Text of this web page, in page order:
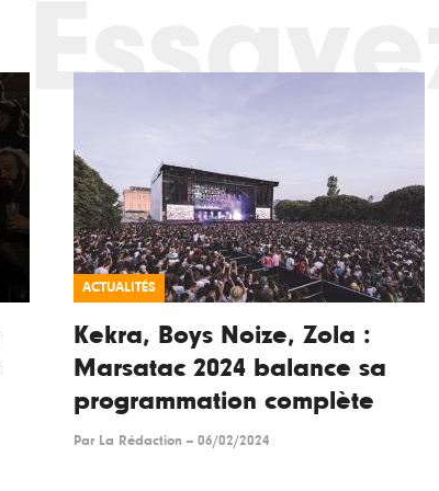
ACTUALITÉS
Kekra, Boys Noize, Zola :
Marsatac 2024 balance sa
programmation complète
Par La Rédaction -- 06/02/2024